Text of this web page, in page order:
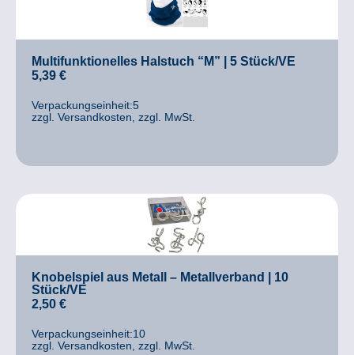
Multifunktionelles Halstuch “M” | 5 Stück/VE
5,39 €
Verpackungseinheit:5
zzgl. Versandkosten, zzgl. MwSt.
Knobelspiel aus Metall – Metallverband | 10
Stück/VE
2,50 €
Verpackungseinheit:10
zzgl. Versandkosten, zzgl. MwSt.